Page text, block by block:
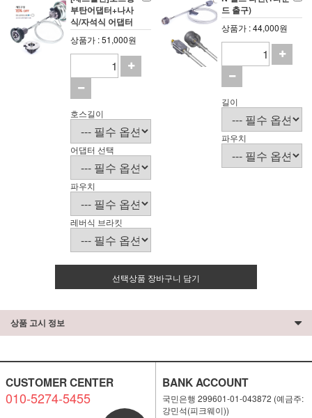
부탄어댑터+나사
식/자석식 어댑터
상품가 : 51,000원
호스길이
어댑터 선택
파우치
레버식 브라킷
드 출구)
상품가 : 44,000원
길이
파우치
선택상품 장바구니 담기
상품 고시 정보
CUSTOMER CENTER
010-5274-5455
BANK ACCOUNT
국민은행 299601-01-043872 (예금주:
강민석(피크웨이))